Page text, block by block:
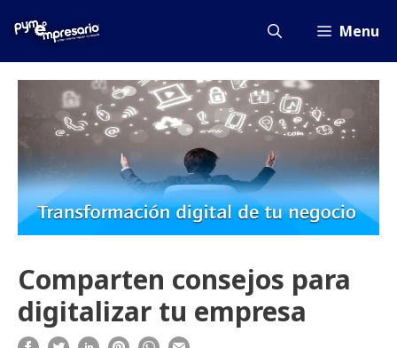
Menu
Comparten consejos para
digitalizar tu empresa